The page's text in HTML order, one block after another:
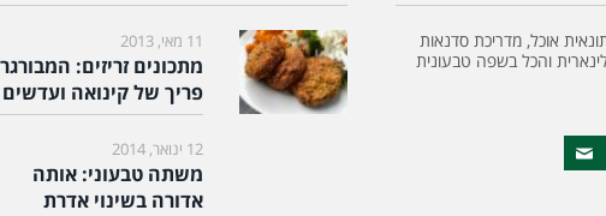
אוכל, מדריכת סדנאות
והכל בשפה טבעונית
11 מאי, 2013
מתכונים זריזים: המבורגר
פריך של קינואה ועדשים
12 ינואר, 2014
משתה טבעוני: אותה
אדורה בשינוי אדרת